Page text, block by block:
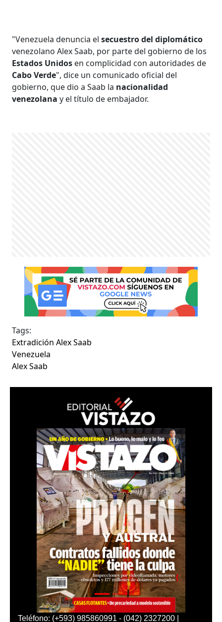
"Venezuela denuncia elsecuestro del diplomático
venezolano Alex Saab, por parte del gobierno de los
Estados Unidos en complicidad con autoridades de
Cabo Verde", dice un comunicado oficial del
gobierno, que dio a Saab la nacionalidad
venezolana y el título de embajador.
Tags:
Extradición Alex Saab
Venezuela
Alex Saab
Teléfono: (+593) 985860991 - (042) 2327200 |